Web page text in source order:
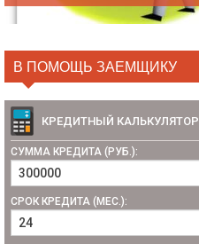
В ПОМОЩЬ ЗАЕМЩИКУ
КРЕДИТНЫЙ КАЛЬКУЛЯТОР
СУММА КРЕДИТА (РУБ.):
СРОК КРЕДИТА (МЕС.):